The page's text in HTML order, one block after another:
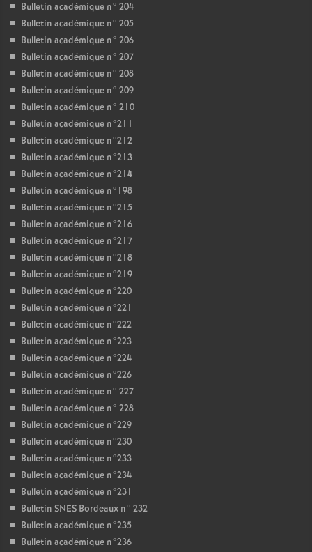
Bulletin académique n° 204
Bulletin académique n° 205
Bulletin académique n° 206
Bulletin académique n° 207
Bulletin académique n° 208
Bulletin académique n° 209
Bulletin académique n° 210
Bulletin académique n°211
Bulletin académique n°212
Bulletin académique n°213
Bulletin académique n°214
Bulletin académique n°198
Bulletin académique n°215
Bulletin académique n°216
Bulletin académique n°217
Bulletin académique n°218
Bulletin académique n°219
Bulletin académique n°220
Bulletin académique n°221
Bulletin académique n°222
Bulletin académique n°223
Bulletin académique n°224
Bulletin académique n°226
Bulletin académique n° 227
Bulletin académique n° 228
Bulletin académique n°229
Bulletin académique n°230
Bulletin académique n°233
Bulletin académique n°234
Bulletin académique n°231
Bulletin SNES Bordeaux n° 232
Bulletin académique n°235
Bulletin académique n°236